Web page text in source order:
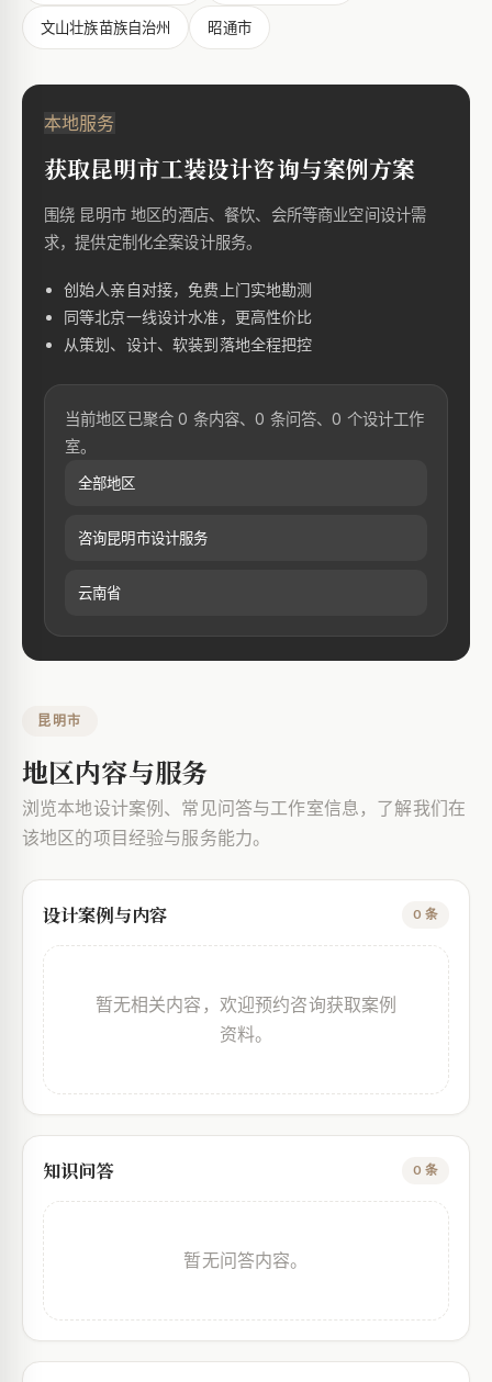
文山壮族苗族自治州 昭通市
本地服务
获取昆明市工装设计咨询与案例方案
围绕 昆明市 地区的酒店、餐饮、会所等商业空间设计需
求，提供定制化全案设计服务。
创始人亲自对接，免费上门实地勘测
同等北京一线设计水准，更高性价比
从策划、设计、软装到落地全程把控
当前地区已聚合 0 条内容、0 条问答、0 个设计工作
室。
全部地区
咨询昆明市设计服务
云南省
昆明市
地区内容与服务
浏览本地设计案例、常见问答与工作室信息，了解我们在
该地区的项目经验与服务能力。
设计案例与内容 0 条
暂无相关内容，欢迎预约咨询获取案例
资料。
知识问答 0 条
暂无问答内容。